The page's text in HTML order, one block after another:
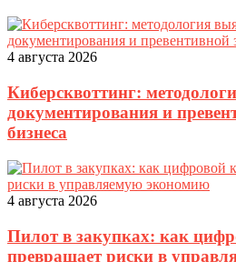
4 августа 2026
Киберсквоттинг:
документирования и
бизнеса
4 августа 2026
Пилот в закупках: как
превращает риски в